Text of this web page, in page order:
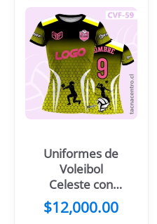
Uniformes de
Voleibol
Celeste con
negro
difuminado
$12,000.00